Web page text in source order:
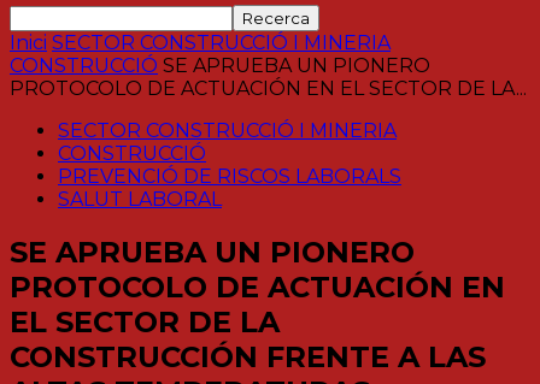
Inici SECTOR CONSTRUCCIÓ I MINERIA
CONSTRUCCIÓ SE APRUEBA UN PIONERO
PROTOCOLO DE ACTUACIÓN EN EL SECTOR DE LA...
SECTOR CONSTRUCCIÓ I MINERIA
CONSTRUCCIÓ
PREVENCIÓ DE RISCOS LABORALS
SALUT LABORAL
SE APRUEBA UN PIONERO
PROTOCOLO DE ACTUACIÓN EN
EL SECTOR DE LA
CONSTRUCCIÓN FRENTE A LAS